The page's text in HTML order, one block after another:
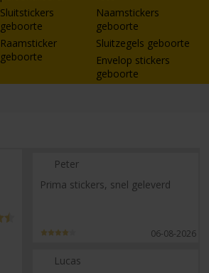
Sluitstickers
geboorte
Naamstickers
geboorte
Raamsticker
geboorte
Sluitzegels geboorte
Envelop stickers
geboorte
Peter
Prima stickers, snel geleverd
06-08-2026
Lucas